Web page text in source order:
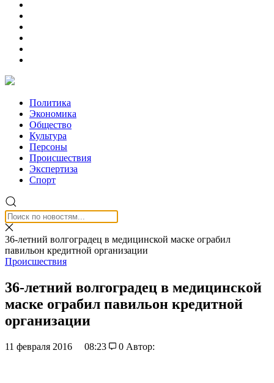
Политика
Экономика
Общество
Культура
Персоны
Происшествия
Экспертиза
Спорт
36-летний волгоградец в медицинской маске ограбил
павильон кредитной организации
Происшествия
36-летний волгоградец в медицинской
маске ограбил павильон кредитной
организации
11 февраля 2016 08:23 0 Автор: